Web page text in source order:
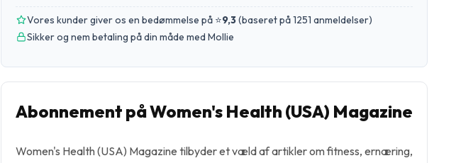
Vores kunder giver os en bedømmelse på ⭐9,3(baseret på 1251 anmeldelser)
Sikker og nem betaling på din måde med Mollie
Abonnement på Women's Health (USA) Magazine
Women's Health (USA) Magazine tilbyder et væld af artikler om fitness, ernæring,